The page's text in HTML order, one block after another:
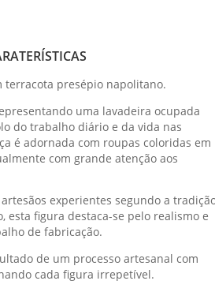
terracota presépio napolitano.
uma lavadeira ocupada
do trabalho diário e da vida nas
é adornada com roupas coloridas em
com grande atenção aos
experientes segundo a
esta figura destaca-se pelo realismo e
de fabricação.
de um processo artesanal com
cada figura irrepetível.